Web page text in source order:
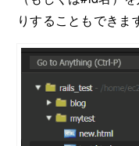
りすることもできま